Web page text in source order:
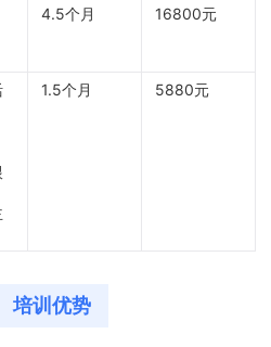
4.5个月 16800元
1.5个月 5880元
培训优势